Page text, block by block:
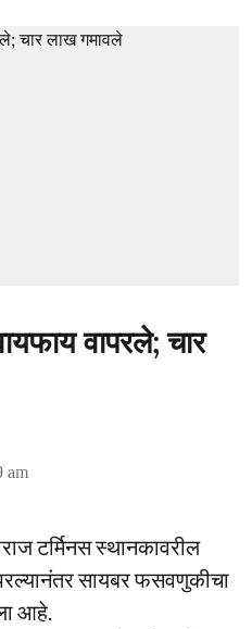
वापरले; चार
am
टर्मिनस स्थानकावरील
सायबर फसवणुकीचा
आहे.